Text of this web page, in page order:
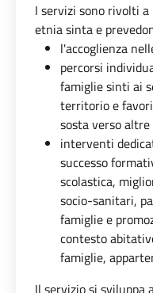
I servizi sono rivolti
etnia sinta e
l'accoglienza
percorsi
famiglie sinti ai
territorio e
sosta verso
interventi
successo
scolastica,
socio-sanitari,
famiglie e
contesto
famiglie,
Il servizio si sviluppa